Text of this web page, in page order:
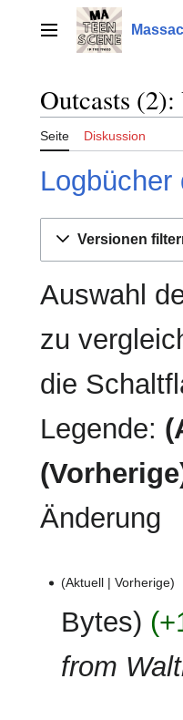
springenHauptmenü
Outcasts (2):
Seite Diskussion
Versionen
Auswahl
zu
die
Legende:
Änderung
Dezember
Aktuell Vorherige
Bytes
from